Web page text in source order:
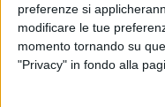
preferenze si
modificare le tue
momento tornando su
"Privacy" in fondo alla